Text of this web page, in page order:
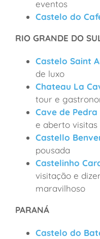
eventos
Castelo do
RIO GRANDE DO
Castelo Saint
de luxo
Chateau La
tour e
Cave de Pedra
e aberto visitas
Castello
pousada
Castelinho
visitação e
maravilhoso
PARANÁ
Castelo do